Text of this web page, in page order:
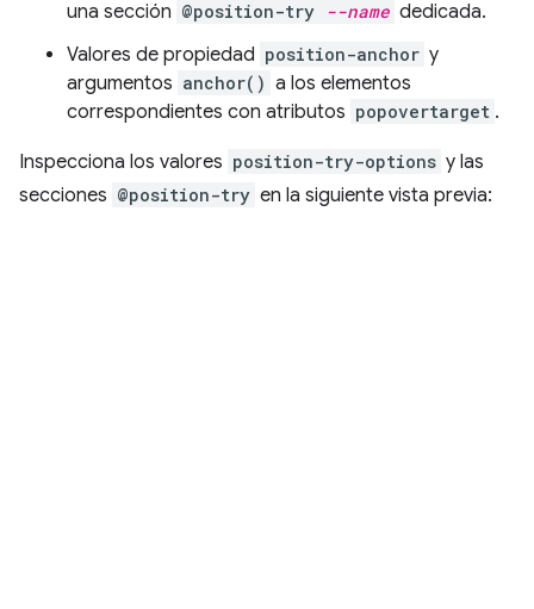
una sección @position-try --name dedicada.
Valores de propiedad position-anchor y
argumentos anchor() a los elementos
correspondientes con atributos popovertarget .
Inspecciona los valores position-try-options y las
secciones @position-try en la siguiente vista previa: